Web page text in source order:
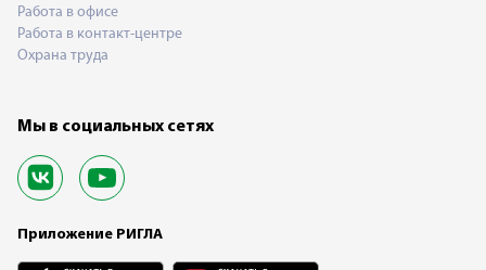
Работа в офисе
Работа в контакт-центре
Охрана труда
Мы в социальных сетях
Приложение РИГЛА